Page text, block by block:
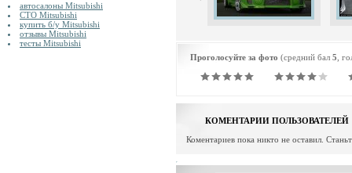
автосалоны Mitsubishi
СТО Mitsubishi
купить б/у Mitsubishi
отзывы Mitsubishi
тесты Mitsubishi
Проголосуйте за фото (средний бал 5 ,
КОМЕНТАРИИ ПОЛЬЗОВАТЕЛЕЙ
Коментариев пока никто не оставил.